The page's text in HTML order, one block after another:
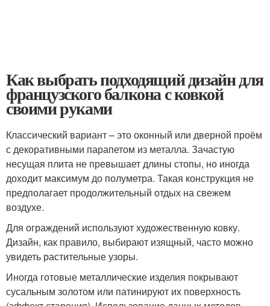
Как выбрать подходящий дизайн для
французского балкона с ковкой
своими руками
Классический вариант – это оконный или дверной проём
с декоративными парапетом из металла. Зачастую
несущая плита не превышает длины стопы, но иногда
доходит максимум до полуметра. Такая конструкция не
предполагает продолжительный отдых на свежем
воздухе.
Для ограждений используют художественную ковку.
Дизайн, как правило, выбирают изящный, часто можно
увидеть растительные узоры.
Иногда готовые металлические изделия покрывают
сусальным золотом или патинируют их поверхность